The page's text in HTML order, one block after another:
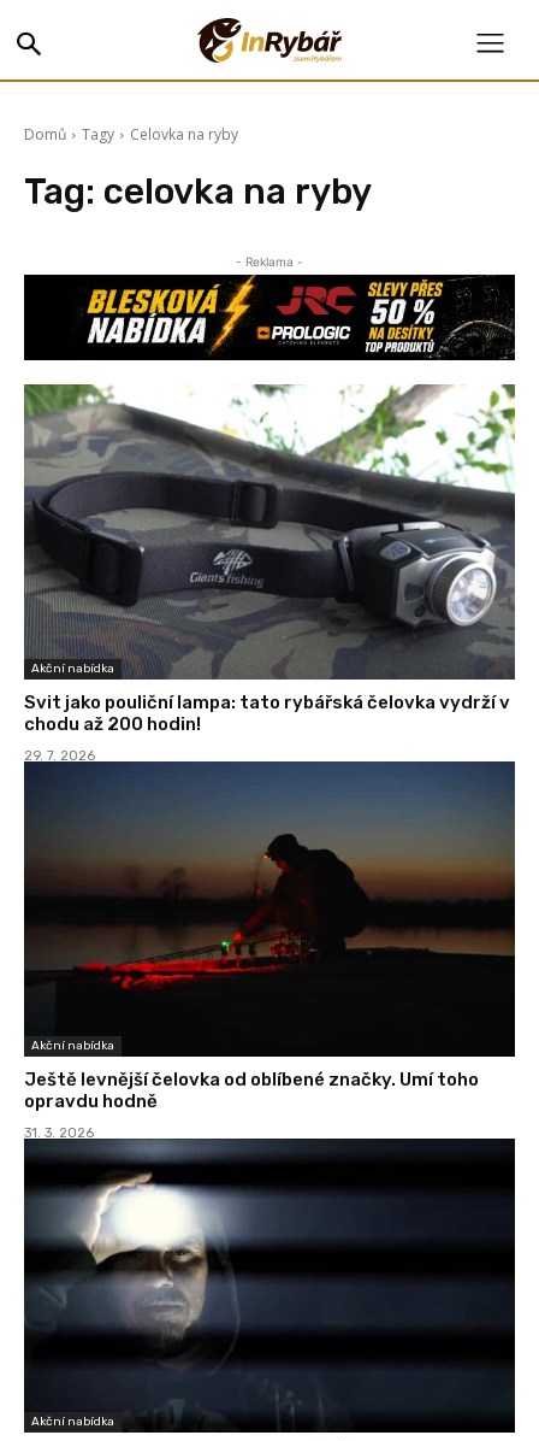
Domů Tagy Celovka na ryby
Tag: celovka na ryby
- Reklama -
Akční nabídka
Svit jako pouliční lampa: tato rybářská čelovka vydrží v
chodu až 200 hodin!
29. 7. 2026
Akční nabídka
Ještě levnější čelovka od oblíbené značky. Umí toho
opravdu hodně
31. 3. 2026
Akční nabídka